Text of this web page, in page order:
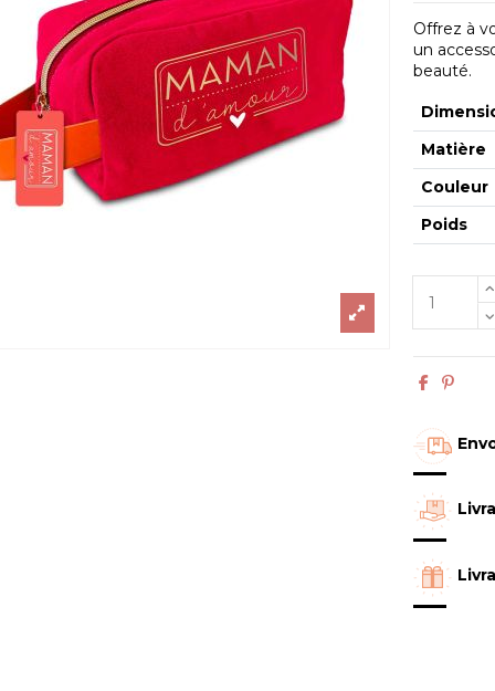
Offrez à
un
beauté.
Matière
Couleur
Poids